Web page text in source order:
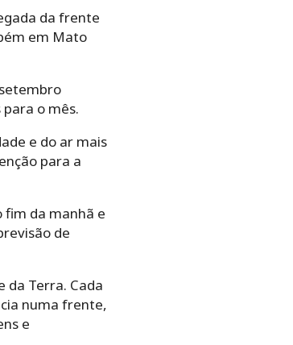
da frente
em Mato
o mês.
e do ar mais
para a
fim da manhã e
de
da Terra. Cada
numa frente,
e